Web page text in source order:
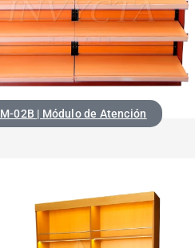
M-02B | Módulo de Atención